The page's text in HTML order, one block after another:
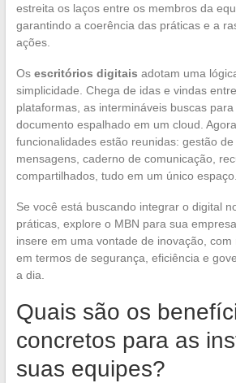
estreita os laços entre os membros da
garantindo a coerência das práticas e a
ações.
Os escritórios digitais adotam uma
simplicidade. Chega de idas e vindas
plataformas, as intermináveis buscas
documento espalhado em um cloud.
funcionalidades estão reunidas: gestão de
mensagens, caderno de comunicação,
compartilhados, tudo em um único espaço.
Se você está buscando integrar o digital
práticas, explore o MBN para sua
insere em uma vontade de inovação,
em termos de segurança, eficiência e
a dia.
Quais são os
concretos para as
suas equipes?